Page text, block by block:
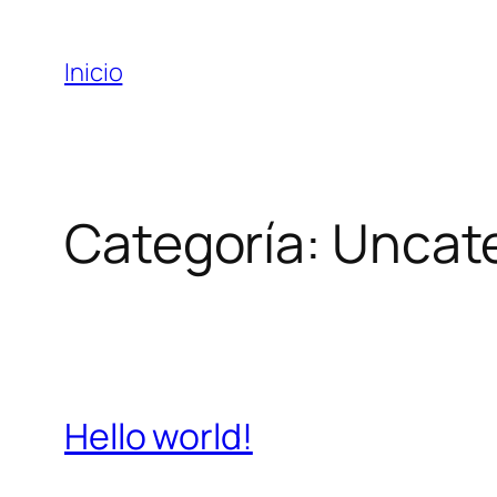
Inicio
Categoría:
Hello world!